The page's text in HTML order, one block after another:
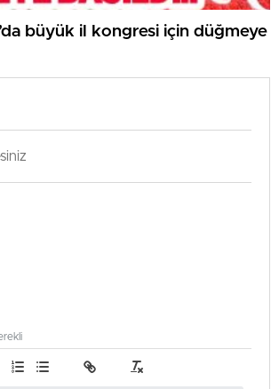
büyük il kongresi için düğmeye